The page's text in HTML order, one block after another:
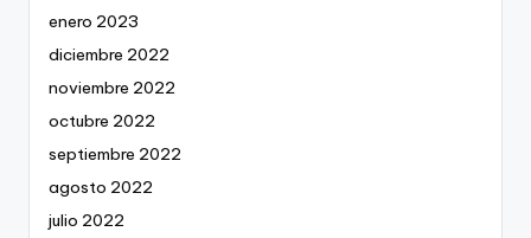
enero 2023
diciembre 2022
noviembre 2022
octubre 2022
septiembre 2022
agosto 2022
julio 2022